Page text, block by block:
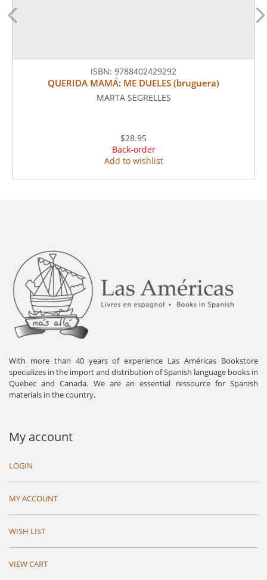
ISBN: 9788402429292
QUERIDA MAMÁ: ME DUELES (bruguera)
MARTA SEGRELLES
$28.95
Back-order
Add to wishlist
With more than 40 years of experience Las Américas Bookstore
specializes in the import and distribution of Spanish language books in
Quebec and Canada. We are an essential ressource for Spanish
materials in the country.
My account
LOGIN
MY ACCOUNT
WISH LIST
VIEW CART